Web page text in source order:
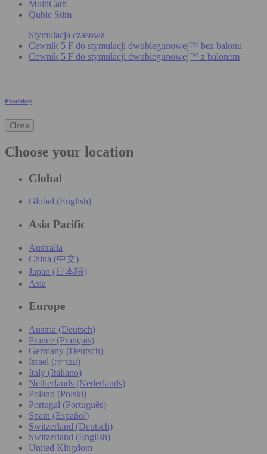
MultiCath
Qubic Stim
Stymulacja czasowa
Cewnik 5 F do stymulacji dwubiegunowej™ bez balonu
Cewnik 5 F do stymulacji dwubiegunowej™ z balonem
Produkty
Close
Choose your location
Global
Global (English)
Asia Pacific
Australia
China (中文)
Japan (日本語)
Asia
Europe
Austria (Deutsch)
France (Français)
Germany (Deutsch)
Israel (עִברִית)
Italy (Italiano)
Netherlands (Nederlands)
Poland (Polski)
Portugal (Português)
Spain (Español)
Switzerland (Deutsch)
Switzerland (English)
United Kingdom